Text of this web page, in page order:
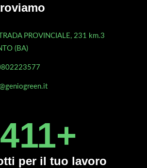
PROVINCIALE, 231 km.3
(BA)
450+
per il tuo lavoro